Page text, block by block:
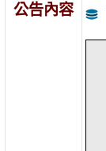
公告內容